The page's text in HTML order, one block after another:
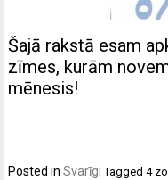
Šajā rakstā esam
zīmes, kurām
mēnesis!
Posted inSvarīgi Tagged4